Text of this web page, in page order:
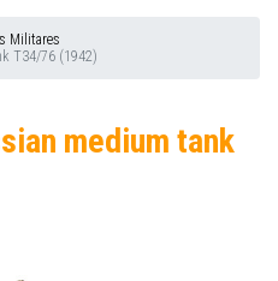
Militares
T34/76 (1942)
medium tank